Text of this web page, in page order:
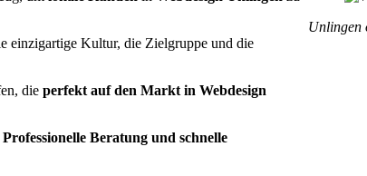
einzigartige Kultur, die Zielgruppe und die
die perfekt auf den Markt in Webdesign
Professionelle Beratung und schnelle
Unlingen